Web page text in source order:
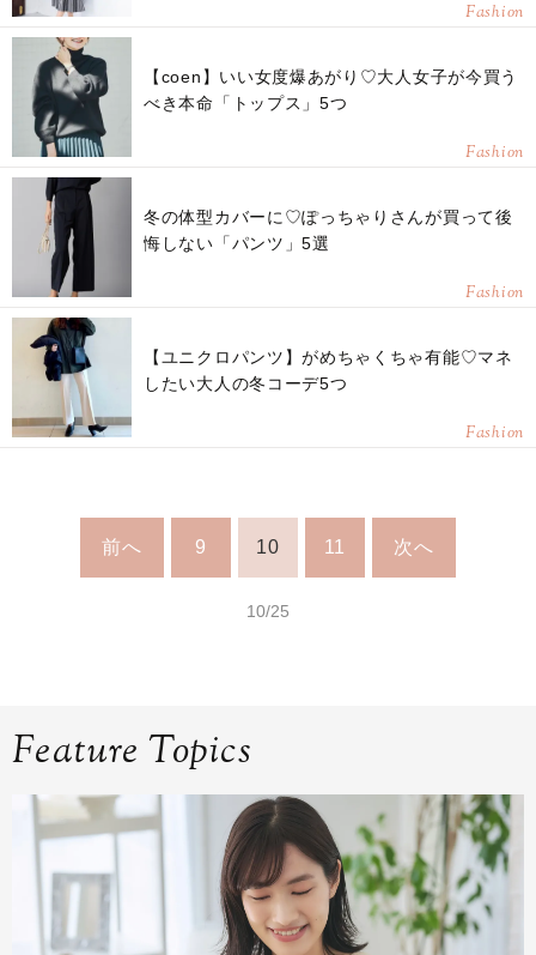
Fashion
【coen】いい女度爆あがり♡大人女子が今買う
べき本命「トップス」5つ
Fashion
冬の体型カバーに♡ぽっちゃりさんが買って後
悔しない「パンツ」5選
Fashion
【ユニクロパンツ】がめちゃくちゃ有能♡マネ
したい大人の冬コーデ5つ
Fashion
前へ 9 10 11 次へ
10/25
Feature Topics